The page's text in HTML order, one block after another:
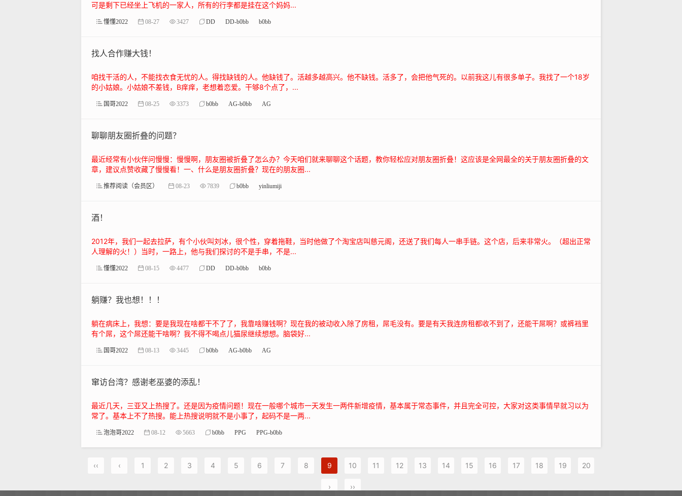
可是剩下已经坐上飞机的一家人，所有的行李都是挂在这个妈妈...
懂懂2022 08-27 3427 DD DD-b0bb b0bb
找人合作赚大钱！
咱找干活的人，不能找衣食无忧的人。得找缺钱的人。他缺钱了。活越多越高兴。他不缺钱。活多了，会把他气死的。以前我这儿有很多单子。我找了一个18岁
的小姑娘。小姑娘不差钱，B痒痒，老想着恋爱。干够8个点了，...
国哥2022 08-25 3373 b0bb AG-b0bb AG
聊聊朋友圈折叠的问题？
最近经常有小伙伴问慢慢：慢慢啊，朋友圈被折叠了怎么办？今天咱们就来聊聊这个话题，教你轻松应对朋友圈折叠！这应该是全网最全的关于朋友圈折叠的文
章，建议点赞收藏了慢慢看！一、什么是朋友圈折叠？现在的朋友圈...
推荐阅读（会员区） 08-23 7839 b0bb yinliumiji
酒！
2012年，我们一起去拉萨，有个小伙叫刘冰，很个性，穿着拖鞋，当时他做了个淘宝店叫慈元阁，还送了我们每人一串手链。这个店，后来非常火。（超出正常
人理解的火！）当时，一路上，他与我们探讨的不是手串，不是...
懂懂2022 08-15 4477 DD DD-b0bb b0bb
躺赚？我也想！！！
躺在病床上，我想：要是我现在啥都干不了了，我靠啥赚钱啊？现在我的被动收入除了房租，屌毛没有。要是有天我连房租都收不到了，还能干屌啊？或裤裆里
有个屌，这个屌还能干啥啊？我不得不喝点儿猫尿继续想想。脑袋好...
国哥2022 08-13 3445 b0bb AG-b0bb AG
窜访台湾？感谢老巫婆的添乱！
最近几天，三亚又上热搜了。还是因为疫情问题！现在一般哪个城市一天发生一两件新增疫情，基本属于常态事件，并且完全可控，大家对这类事情早就习以为
常了。基本上不了热搜。能上热搜说明就不是小事了，起码不是一两...
泡泡哥2022 08-12 5663 b0bb PPG PPG-b0bb
‹‹ ‹ 1 2 3 4 5 6 7 8 9 10 11 12 13 14 15 16 17 18 19 20
› ››